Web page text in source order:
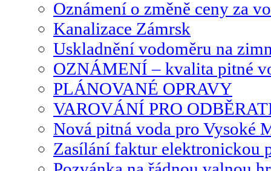
Oznámení o změně ceny za
Kanalizace Zámrsk
Uskladnění vodoměru na
OZNÁMENÍ – kvalita pitné
PLÁNOVANÉ OPRAVY
VAROVÁNÍ PRO
Nová pitná voda pro Vysoké
Zasílání faktur elektronickou